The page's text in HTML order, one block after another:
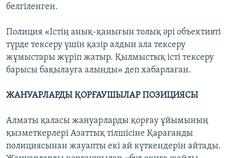
белгіленген.
Полиция «Істің анық-қанығын толық әрі объективті
түрде тексеру үшін қазір алдын ала тексеру
жұмыстары жүріп жатыр. Қылмыстық істі тексеру
барысы бақылауға алынды» деп хабарлаған.
ЖАНУАРЛАРДЫ ҚОРҒАУШЫЛАР ПОЗИЦИЯСЫ
Алматы қаласы жануарларды қорғау ұйымының
қызметкерлері Азаттық тілшісіне Қарағанды
полициясынан жауапты екі ай күткендерін айтады.